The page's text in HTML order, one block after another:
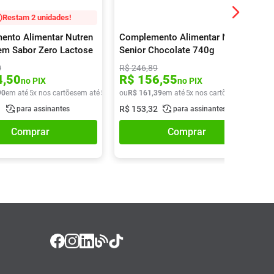
Restam 2 unidades!
Alimentar Nutren
Sabor Zero Lactose
,50no PIX
em até 5x nos cartõesem até 5 R$ 35 ,98
para assinantes
Comprar
Complemento Alimentar Nutren
Senior Chocolate 740g
R$246,89
R$ 156,55no PIX
ou R$ 161 ,39em até 5x nos cartões
R$ 153,32 para assinantes
Comprar